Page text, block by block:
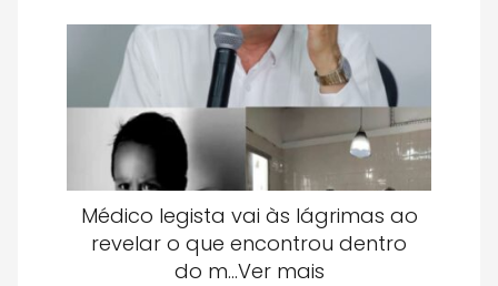
Médico legista vai às lágrimas ao
revelar o que encontrou dentro
do m…Ver mais